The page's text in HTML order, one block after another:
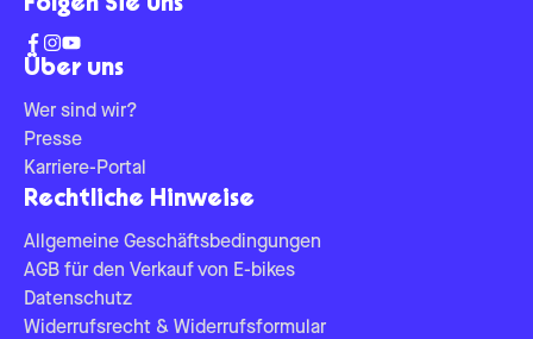
Über uns
Wer sind wir?
Presse
Karriere-Portal
Rechtliche Hinweise
Allgemeine Geschäftsbedingungen
AGB für den Verkauf von E-bikes
Datenschutz
Widerrufsrecht & Widerrufsformular
Folgen Sie uns